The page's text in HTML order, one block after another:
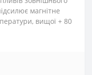
магнітне
вищої + 80